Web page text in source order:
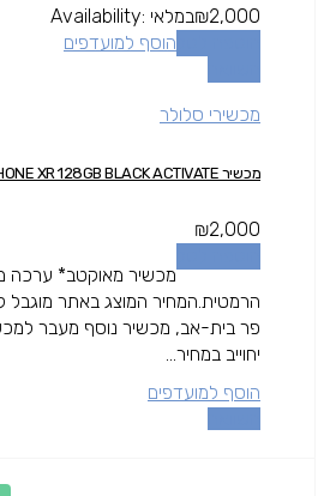
₪2,000
Availability: במלאי
הוסף למועדפים
מכשירי סלולר
מכשיר IPHONE XR 128GB BLACK ACTIVATE
₪2,000
מכשיר מאוקטב* ערכה
הרמטית.המחיר המוצג באתר מוגבל
פר בית-אב, מכשיר נוסף מעבר
יחוייב במחיר...
הוסף למועדפים